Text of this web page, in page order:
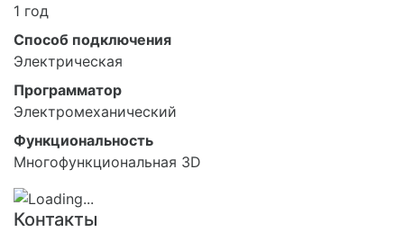
1 год
Способ подключения
Электрическая
Программатор
Электромеханический
Функциональность
Многофункциональная 3D
Контакты